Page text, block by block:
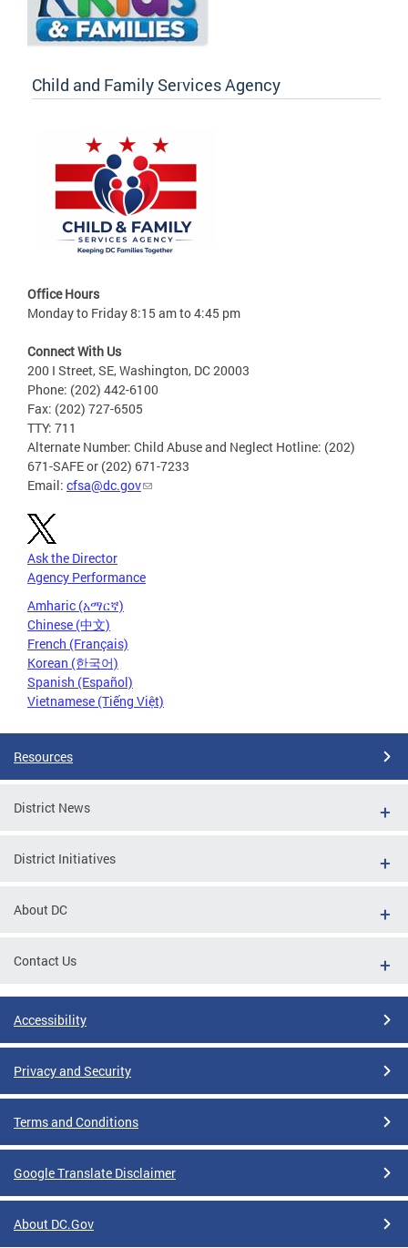
Child and Family Services Agency
Office Hours
Monday to Friday 8:15 am to 4:45 pm
Connect With Us
200 I Street, SE, Washington, DC 20003
Phone: (202) 442-6100
Fax: (202) 727-6505
TTY: 711
Alternate Number: Child Abuse and Neglect Hotline: (202)
671-SAFE or (202) 671-7233
Email: cfsa@dc.gov
Ask the Director
Agency Performance
Amharic (አማርኛ)
Chinese (中文)
French (Français)
Korean (한국어)
Spanish (Español)
Vietnamese (Tiếng Việt)
Resources
District News
District Initiatives
About DC
Contact Us
Accessibility
Privacy and Security
Terms and Conditions
Google Translate Disclaimer
About DC.Gov